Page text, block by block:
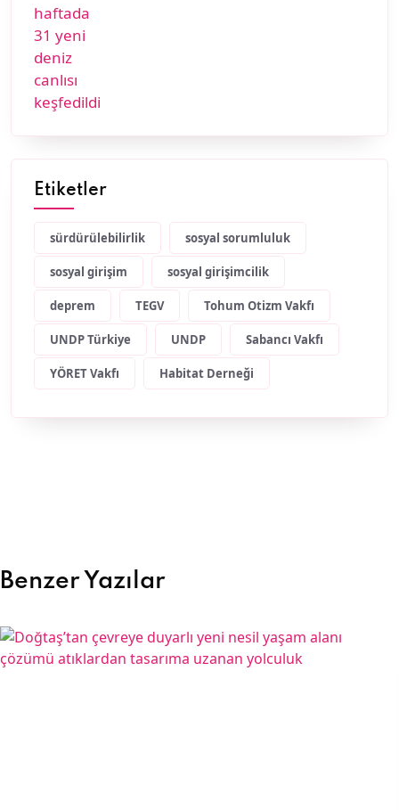
Etiketler
sürdürülebilirlik sosyal sorumluluk
sosyal girişim sosyal girişimcilik
deprem TEGV Tohum Otizm Vakfı
UNDP Türkiye UNDP Sabancı Vakfı
YÖRET Vakfı Habitat Derneği
Benzer Yazılar